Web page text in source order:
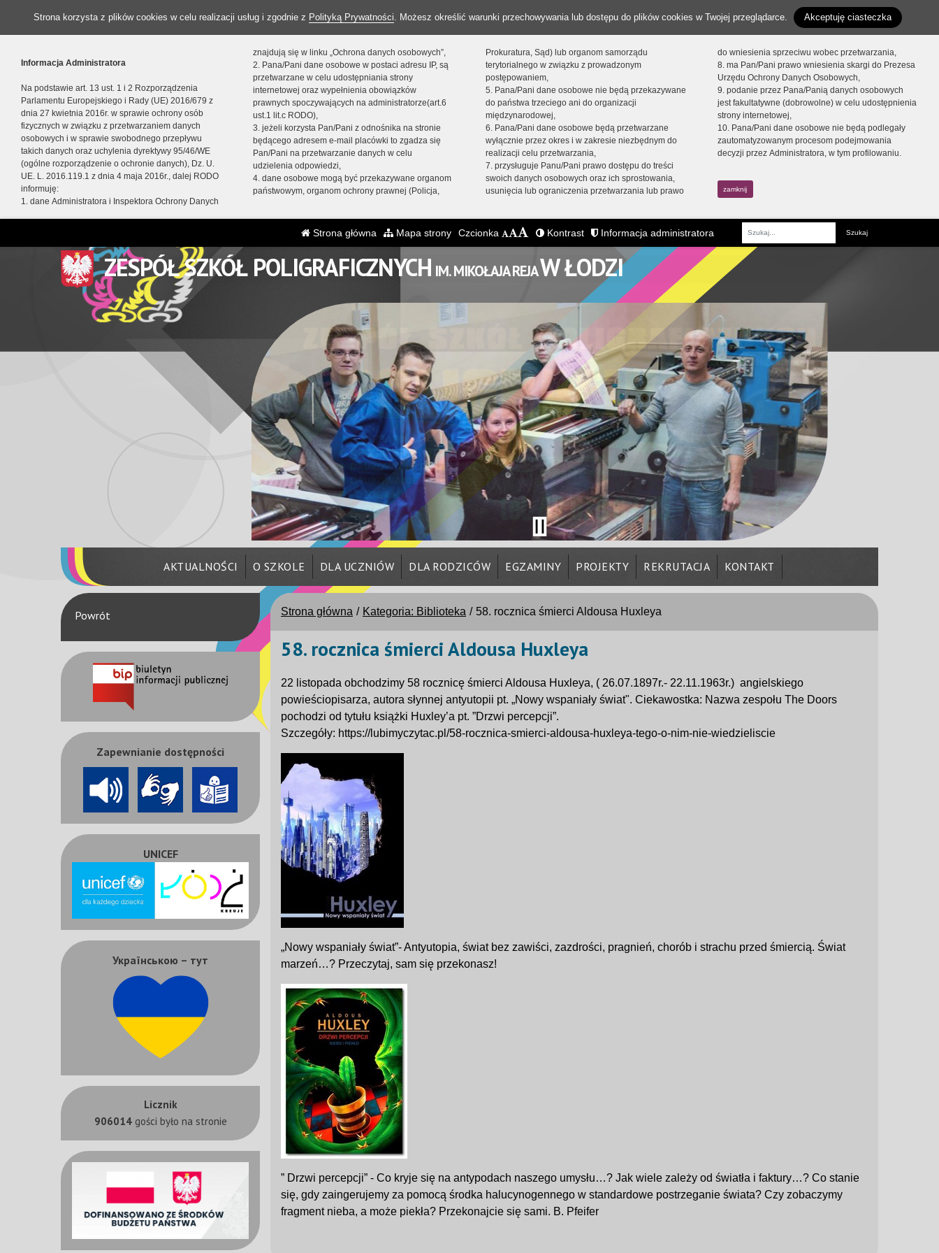
Strona korzysta z plików cookies w celu realizacji usług i zgodnie z Polityką Prywatności. Możesz określić warunki przechowywania lub dostępu do plików cookies w Twojej przeglądarce. Akceptuję ciasteczka
Informacja Administratora
Na podstawie art. 13 ust. 1 i 2 Rozporządzenia
Parlamentu Europejskiego i Rady (UE) 2016/679 z
dnia 27 kwietnia 2016r. w sprawie ochrony osób
fizycznych w związku z przetwarzaniem danych
osobowych i w sprawie swobodnego przepływu
takich danych oraz uchylenia dyrektywy 95/46/WE
(ogólne rozporządzenie o ochronie danych), Dz. U.
UE. L. 2016.119.1 z dnia 4 maja 2016r., dalej RODO
informuję:
1. dane Administratora i Inspektora Ochrony Danych
znajdują się w linku „Ochrona danych osobowych”,
2. Pana/Pani dane osobowe w postaci adresu IP, są
przetwarzane w celu udostępniania strony
internetowej oraz wypełnienia obowiązków
prawnych spoczywających na administratorze(art.6
ust.1 lit.c RODO),
3. jeżeli korzysta Pan/Pani z odnośnika na stronie
będącego adresem e-mail placówki to zgadza się
Pan/Pani na przetwarzanie danych w celu
udzielenia odpowiedzi,
4. dane osobowe mogą być przekazywane organom
państwowym, organom ochrony prawnej (Policja,
Prokuratura, Sąd) lub organom samorządu
terytorialnego w związku z prowadzonym
postępowaniem,
5. Pana/Pani dane osobowe nie będą przekazywane
do państwa trzeciego ani do organizacji
międzynarodowej,
6. Pana/Pani dane osobowe będą przetwarzane
wyłącznie przez okres i w zakresie niezbędnym do
realizacji celu przetwarzania,
7. przysługuje Panu/Pani prawo dostępu do treści
swoich danych osobowych oraz ich sprostowania,
usunięcia lub ograniczenia przetwarzania lub prawo
do wniesienia sprzeciwu wobec przetwarzania,
8. ma Pan/Pani prawo wniesienia skargi do Prezesa
Urzędu Ochrony Danych Osobowych,
9. podanie przez Pana/Panią danych osobowych
jest fakultatywne (dobrowolne) w celu udostępnienia
strony internetowej,
10. Pana/Pani dane osobowe nie będą podlegały
zautomatyzowanym procesom podejmowania
decyzji przez Administratora, w tym profilowaniu.
zamknij
Strona główna Mapa strony Czcionka Kontrast Informacja administratora
Fraza
ZESPÓŁ SZKÓŁ POLIGRAFICZNYCH IM. MIKOŁAJA REJAW ŁODZI
AKTUALNOŚCI O SZKOLE DLA UCZNIÓW DLA RODZICÓW EGZAMINY PROJEKTY REKRUTACJA KONTAKT
Strona główna Kategoria: Biblioteka 58. rocznica śmierci Aldousa Huxleya
58. rocznica śmierci Aldousa Huxleya
22 listopada obchodzimy 58 rocznicę śmierci Aldousa Huxleya, ( 26.07.1897r.- 22.11.1963r.) angielskiego
powieściopisarza, autora słynnej antyutopii pt. „Nowy wspaniały świat". Ciekawostka: Nazwa zespołu The Doors
pochodzi od tytułu książki Huxley’a pt. ”Drzwi percepcji”.
Szczegóły: https://lubimyczytac.pl/58-rocznica-smierci-aldousa-huxleya-tego-o-nim-nie-wiedzieliscie
„Nowy wspaniały świat”- Antyutopia, świat bez zawiści, zazdrości, pragnień, chorób i strachu przed śmiercią. Świat
marzeń…? Przeczytaj, sam się przekonasz!
” Drzwi percepcji” - Co kryje się na antypodach naszego umysłu…? Jak wiele zależy od światła i faktury…? Co stanie
się, gdy zaingerujemy za pomocą środka halucynogennego w standardowe postrzeganie świata? Czy zobaczymy
fragment nieba, a może piekła? Przekonajcie się sami. B. Pfeifer
Powrót
Zapewnianie dostępności
UNICEF
Українською – тут
Licznik
906014gości było na stronie